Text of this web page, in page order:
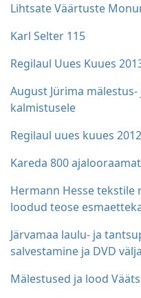
Lihtsate Väärtuste
Karl Selter 115
Regilaul Uues Kuues
August Jürima
kalmistusele
Regilaul uues kuues 2012
Kareda 800
Hermann Hesse tekstile
loodud teose
Järvamaa laulu- ja
salvestamine ja DVD
Mälestused ja lood